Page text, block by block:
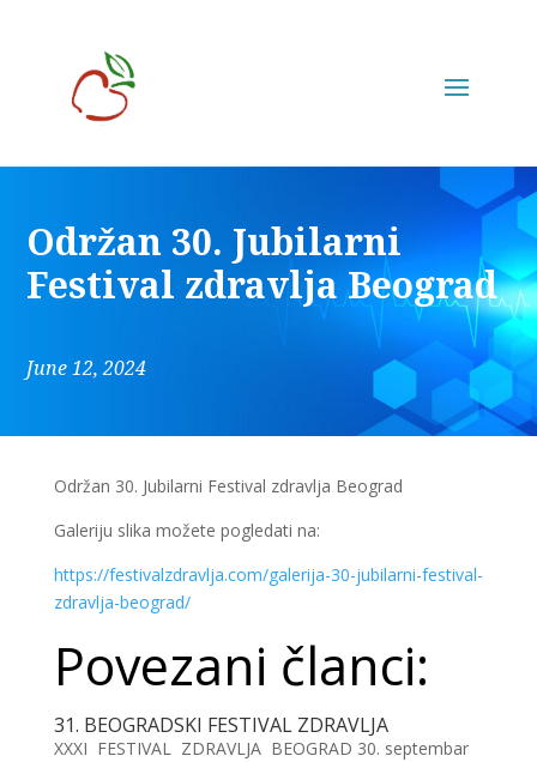
Održan 30. Jubilarni
Festival zdravlja Beograd
June 12, 2024
Održan 30. Jubilarni Festival zdravlja Beograd
Galeriju slika možete pogledati na:
https://festivalzdravlja.com/galerija-30-jubilarni-festival-
zdravlja-beograd/
Povezani članci:
31. BEOGRADSKI FESTIVAL ZDRAVLJA
XXXI FESTIVAL ZDRAVLJA BEOGRAD 30. septembar